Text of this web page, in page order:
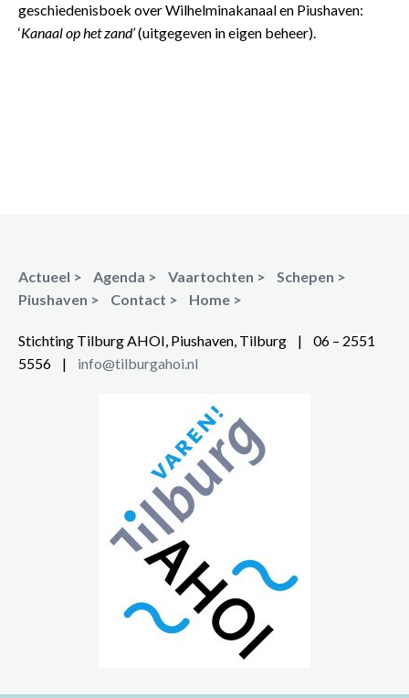
geschiedenisboek over Wilhelminakanaal en Piushaven:
‘Kanaal op het zand’(uitgegeven in eigen beheer).
Actueel > Agenda > Vaartochten >
Schepen >
Piushaven >
Contact > Home >
Stichting Tilburg AHOI, Piushaven, Tilburg | 06 – 2551
5556 | info@tilburgahoi.nl